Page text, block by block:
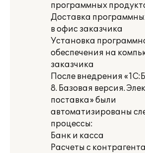
программных
Доставка
в офис заказчика
Установка
обеспечения на
заказчика
После внедрения
8. Базовая версия.
поставка» были
автоматизированы
процессы:
Банк и касса
Расчеты с